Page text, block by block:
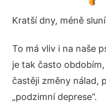
Kratší dny, méně
To má vliv i na naše
je tak často
častěji změny nálad,
„podzimní deprese“.